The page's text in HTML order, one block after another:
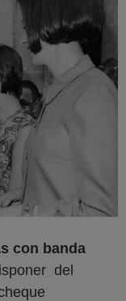
con banda
del